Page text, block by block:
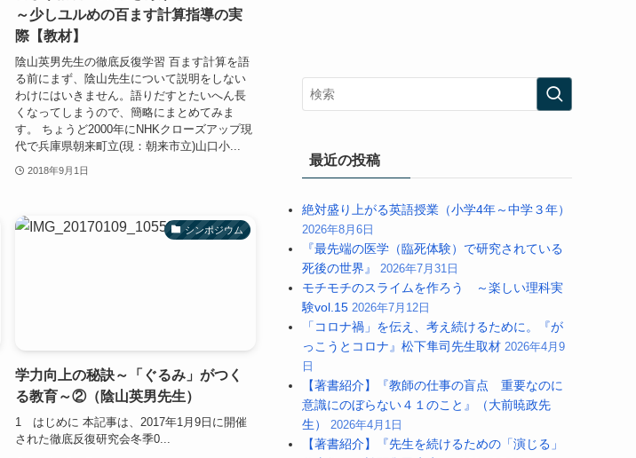
～少しユルめの百ます計算指導の実
際【教材】
陰山英男先生の徹底反復学習 百ます計算を語
る前にまず、陰山先生について説明をしない
わけにはいきません。語りだすとたいへん長
くなってしまうので、簡略にまとめてみま
す。 ちょうど2000年にNHKクローズアップ現
代で兵庫県朝来町立(現：朝来市立)山口小...
2018年9月1日
シンポジウム
学力向上の秘訣～「ぐるみ」がつく
る教育～②（陰山英男先生）
1 はじめに 本記事は、2017年1月9日に開催
された徹底反復研究会冬季0...
最近の投稿
絶対盛り上がる英語授業（小学4年～中学３年）
2026年8月6日
『最先端の医学（臨死体験）で研究されている
死後の世界』 2026年7月31日
モチモチのスライムを作ろう ～楽しい理科実
験vol.15 2026年7月12日
「コロナ禍」を伝え、考え続けるために。『が
っこうとコロナ』松下隼司先生取材 2026年4月9
日
【著書紹介】『教師の仕事の盲点 重要なのに
意識にのぼらない４１のこと』（大前暁政先
生） 2026年4月1日
【著書紹介】『先生を続けるための「演じる」